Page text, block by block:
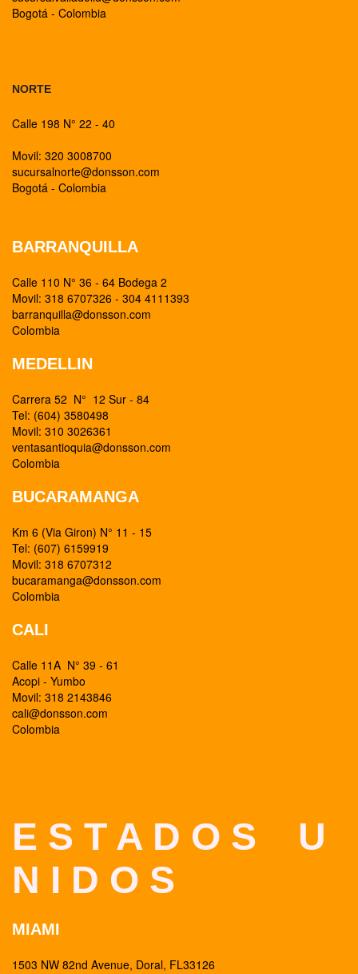
Bogotá - Colombia
NORTE
Calle 198 N° 22 - 40
Movil: 320 3008700
sucursalnorte@donsson.com
Bogotá - Colombia
BARRANQUILLA
Calle 110 N° 36 - 64 Bodega 2
Movil: 318 6707326 - 304 4111393
barranquilla@donsson.com
Colombia
MEDELLIN
Carrera 52 N° 12 Sur - 84
Tel: (604) 3580498
Movil: 310 3026361
ventasantioquia@donsson.com
Colombia
BUCARAMANGA
Km 6 (Via Giron) N° 11 - 15
Tel: (607) 6159919
Movil: 318 6707312
bucaramanga@donsson.com
Colombia
CALI
Calle 11A N° 39 - 61
Acopi - Yumbo
Movil: 318 2143846
cali@donsson.com
Colombia
E S T A D O S U
N I D O S
MIAMI
1503 NW 82nd Avenue, Doral, FL33126